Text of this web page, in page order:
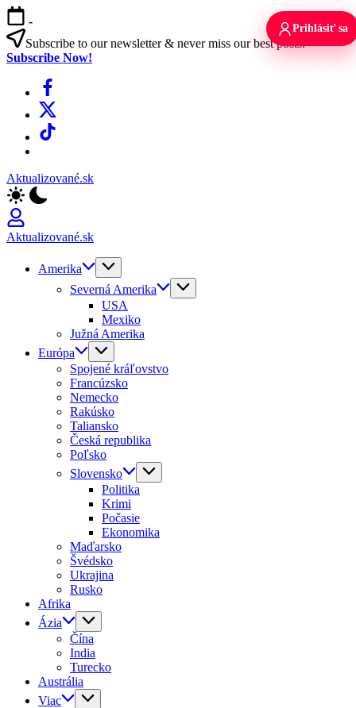
Skip
to
content
-
Subscribe to our newsletter & never miss our best posts.
Subscribe Now!
Facebook
X
TikTok
Aktualizované.sk
Aktualizované.sk
Amerika
Severná Amerika
USA
Mexiko
Južná Amerika
Európa
Spojené kráľovstvo
Francúzsko
Nemecko
Rakúsko
Taliansko
Česká republika
Poľsko
Slovensko
Politika
Krimi
Počasie
Ekonomika
Maďarsko
Švédsko
Ukrajina
Rusko
Afrika
Ázia
Čína
India
Turecko
Austrália
Viac
Prihlásiť sa